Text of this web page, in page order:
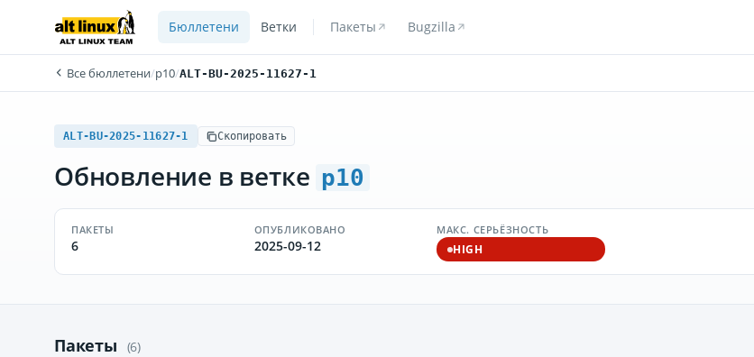
Бюллетени Ветки Пакеты Bugzilla
Все бюллетени/p10/ALT-BU-2025-11627-1
ALT-BU-2025-11627-1 Скопировать
Обновление в ветке p10
ПАКЕТЫ
6
ОПУБЛИКОВАНО
2025-09-12
МАКС. СЕРЬЁЗНОСТЬ
HIGH
Пакеты (6)